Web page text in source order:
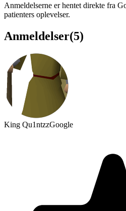
Anmeldelserne er hentet direkte fra
patienters oplevelser.
Anmeldelser(5)
King Qu1ntzzGoogle